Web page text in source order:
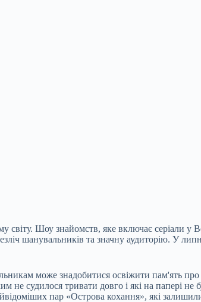
світу. Шоу знайомств, яке включає серіали у
шанувальників та значну аудиторію. У
може знадобитися освіжити пам'ять про
судилося тривати довго і які на папері не
пар «Острова кохання», які